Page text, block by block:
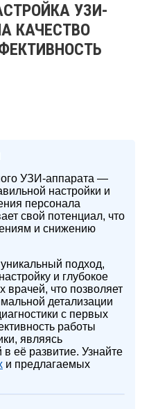
УЗИ-
КАЧЕСТВО
УЗИ-аппарата —
настройки и
персонала
свой потенциал, что
и снижению
подход,
и глубокое
врачей, что позволяет
детализации
с первых
работы
являясь
её развитие. Узнайте
и предлагаемых